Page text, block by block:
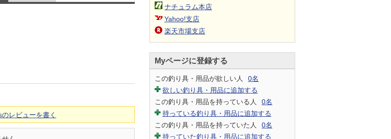
レビューを書く
ナチュラム本店
Yahoo!支店
楽天市場支店
Myページに登録する
この釣り具・用品が欲しい人
0名
欲しい釣り具・用品に追加する
この釣り具・用品を持っている人
0名
持っている釣り具・用品に追加する
この釣り具・用品を持っていた人
0名
持っていた釣り具・用品に追加する